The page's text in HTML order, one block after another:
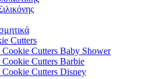
Cutters
Cutters Baby Shower
Cutters Barbie
Cutters Disney